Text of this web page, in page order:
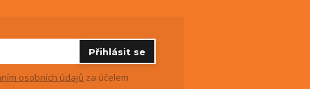
Přihlásit se
osobních údajů za účelem